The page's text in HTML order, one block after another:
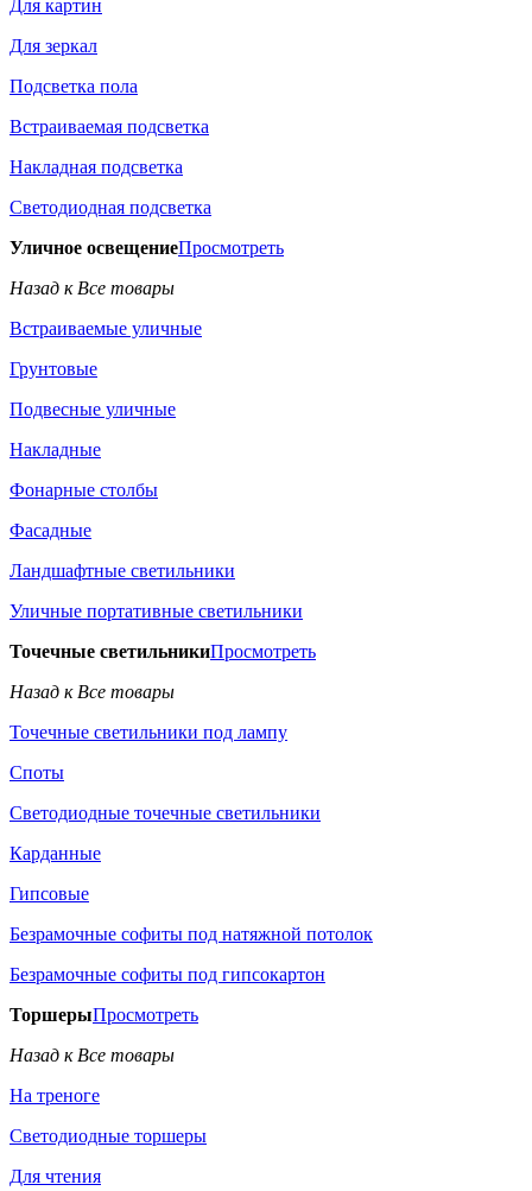
Для картин
Для зеркал
Подсветка пола
Встраиваемая подсветка
Накладная подсветка
Светодиодная подсветка
Уличное освещениеПросмотреть
Назад к Все товары
Встраиваемые уличные
Грунтовые
Подвесные уличные
Накладные
Фонарные столбы
Фасадные
Ландшафтные светильники
Уличные портативные светильники
Точечные светильникиПросмотреть
Назад к Все товары
Точечные светильники под лампу
Споты
Светодиодные точечные светильники
Карданные
Гипсовые
Безрамочные софиты под натяжной потолок
Безрамочные софиты под гипсокартон
ТоршерыПросмотреть
Назад к Все товары
На треноге
Светодиодные торшеры
Для чтения